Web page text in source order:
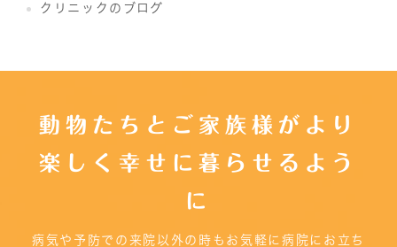
クリニックのブログ
動物たちとご家族様がより
楽しく幸せに暮らせるよう
に
病気や予防での来院以外の時もお気軽に病院にお立ち